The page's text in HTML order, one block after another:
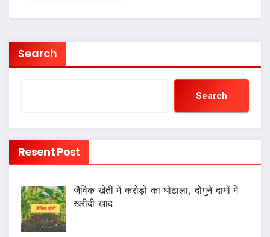
Search
Search
Resent Post
जैविक खेती में करोड़ों का घोटाला, दोगुने दामों में
खरीदी खाद